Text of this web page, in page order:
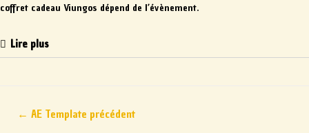
coffret cadeau Viungos dépend de l’évènement.
Lire plus
← AE Template précédent